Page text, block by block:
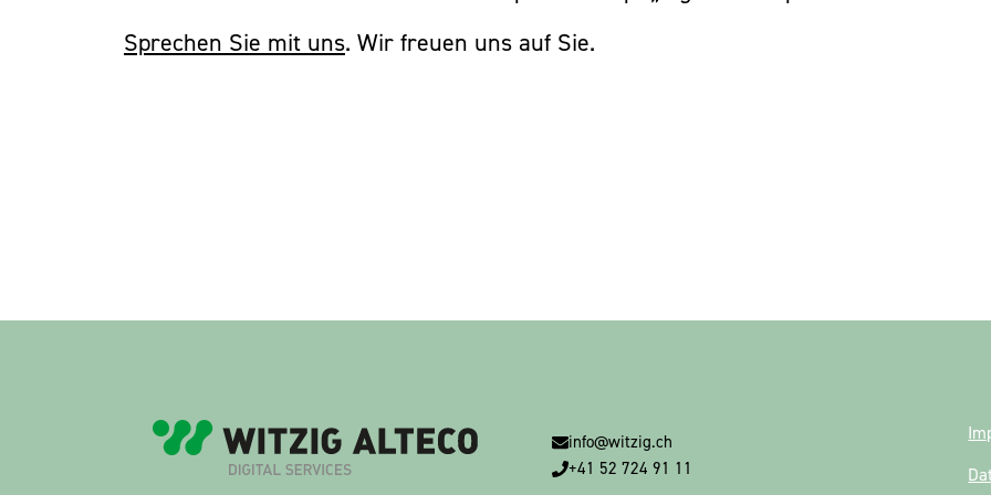
Sprechen Sie mit uns. Wir freuen uns auf Sie.
info@witzig.ch
+41 52 724 91 11